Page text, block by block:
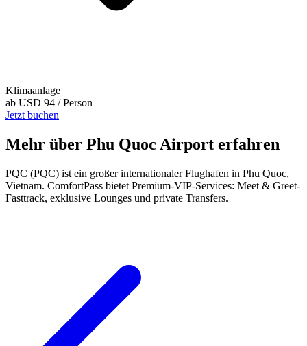
Klimaanlage
ab USD 94 / Person
Jetzt buchen
Mehr über Phu Quoc Airport erfahren
PQC (PQC) ist ein großer internationaler Flughafen in Phu Quoc,
Vietnam. ComfortPass bietet Premium-VIP-Services: Meet & Greet-
Fasttrack, exklusive Lounges und private Transfers.